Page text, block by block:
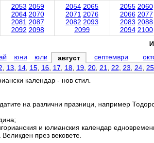
2053 2059
2064 2070
2081 2087
2092 2098
2054 2065
2071 2076
2082 2093
2099
2055 2060
2066 2077
2083 2088
2094 2100
юни юли август септември
13 14, 15, 16, 17 18, 19, 20, 21 22 23 24, 25,
календар - нов стил.
датите на различни празници, например
и юлианския календар
през вековете.